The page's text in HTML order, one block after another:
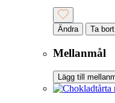
Ändra Ta bort
Mellanmål
Lägg till